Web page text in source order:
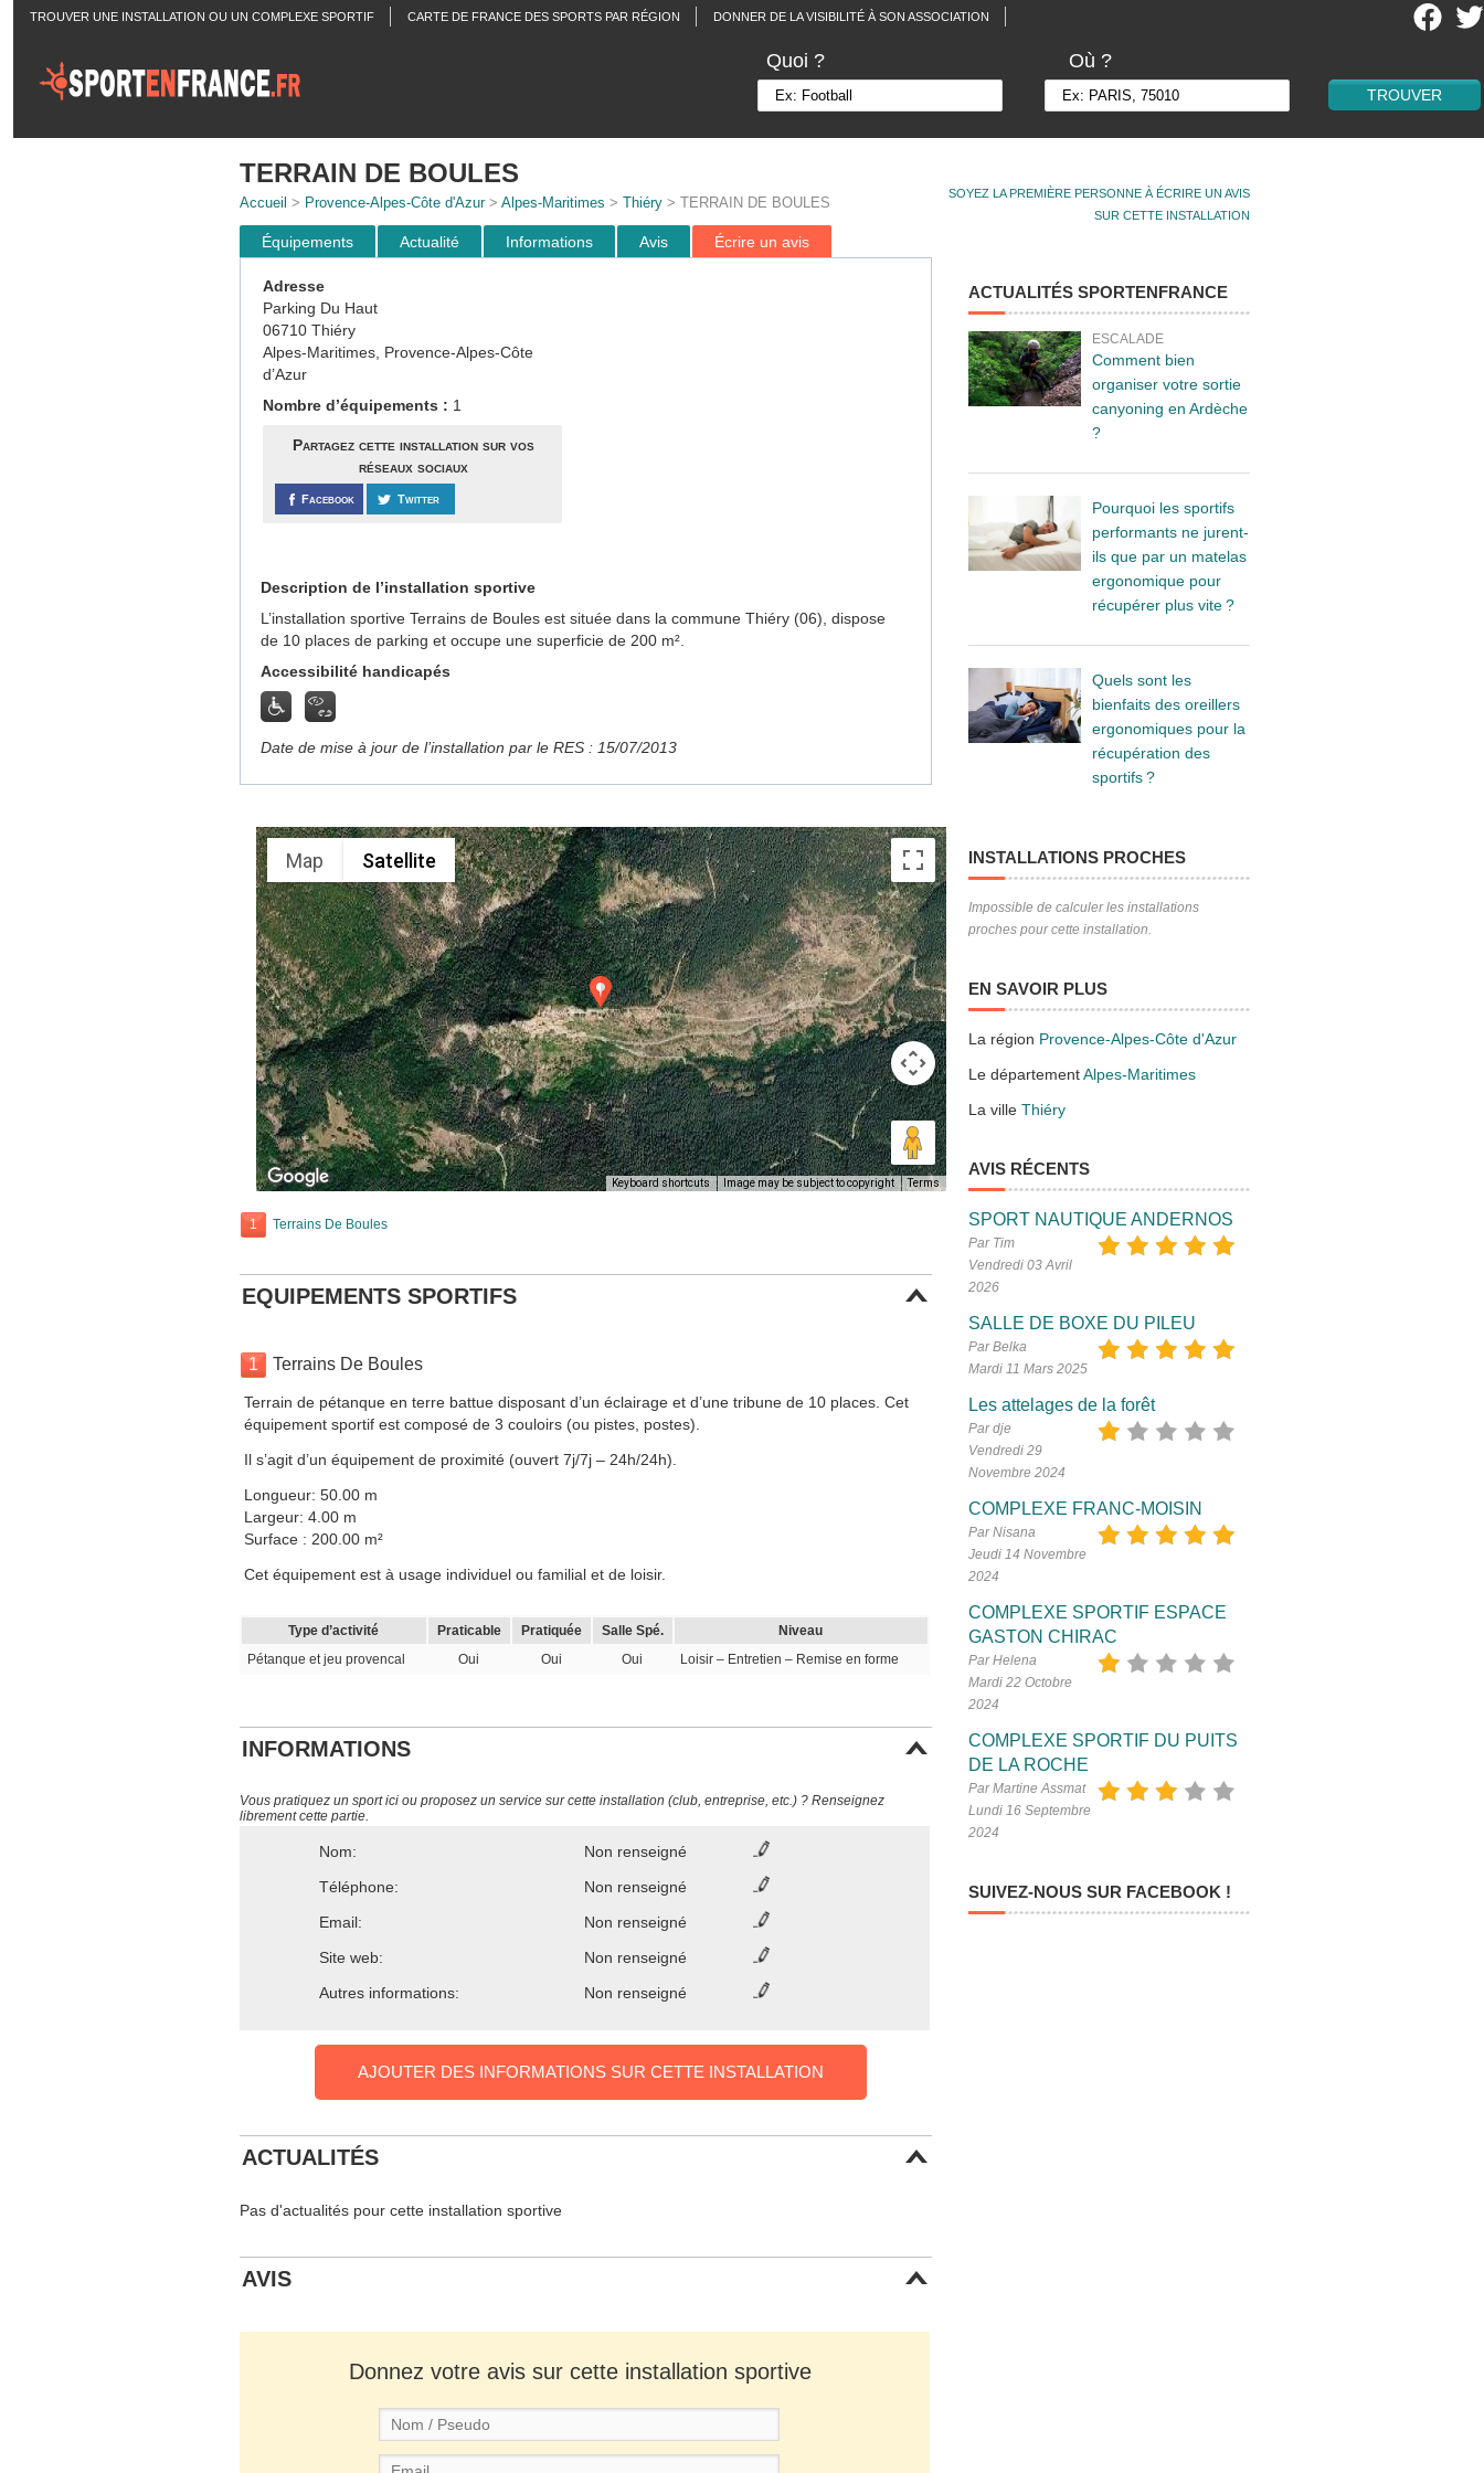
TROUVER UNE INSTALLATION OU UN COMPLEXE SPORTIF CARTE DE FRANCE DES SPORTS PAR RÉGION DONNER DE LA VISIBILITÉ À SON ASSOCIATION
Quoi ? Où ?
SOYEZ LA PREMIÈRE PERSONNE À ÉCRIRE UN AVIS
SUR CETTE INSTALLATION
TERRAIN DE BOULES
Accueil > Provence-Alpes-Côte d'Azur> Alpes-Maritimes > Thiéry> TERRAIN DE BOULES
Équipements Actualité Informations Avis Écrire un avis
Adresse
Parking Du Haut
06710 Thiéry
Alpes-Maritimes, Provence-Alpes-Côte
d’Azur
Nombre d’équipements : 1
Partagez cette installation sur vos
réseaux sociaux
Facebook Twitter
Description de l’installation sportive
L’installation sportive Terrains de Boules est située dans la commune Thiéry (06), dispose
de 10 places de parking et occupe une superficie de 200 m².
Accessibilité handicapés
Date de mise à jour de l’installation par le RES : 15/07/2013
Map Satellite
Keyboard shortcuts Image may be subject to copyright Terms
1 Terrains De Boules
EQUIPEMENTS SPORTIFS
1 Terrains De Boules
Terrain de pétanque en terre battue disposant d’un éclairage et d’une tribune de 10 places. Cet
équipement sportif est composé de 3 couloirs (ou pistes, postes).
Il s’agit d’un équipement de proximité (ouvert 7j/7j – 24h/24h).
Longueur: 50.00 m
Largeur: 4.00 m
Surface : 200.00 m²
Cet équipement est à usage individuel ou familial et de loisir.
Type d’activité Praticable Pratiquée Salle Spé.
Niveau
Pétanque et jeu provencal
Oui Oui Oui Loisir – Entretien – Remise en forme
INFORMATIONS
Vous pratiquez un sport ici ou proposez un service sur cette installation (club, entreprise, etc.) ? Renseignez
librement cette partie.
Nom:
Non renseigné
Téléphone:
Non renseigné
Email:
Non renseigné
Site web:
Non renseigné
Autres informations:
Non renseigné
AJOUTER DES INFORMATIONS SUR CETTE INSTALLATION
ACTUALITÉS
Pas d'actualités pour cette installation sportive
AVIS
Donnez votre avis sur cette installation sportive
ACTUALITÉS SPORTENFRANCE
ESCALADE
Comment bien
organiser votre sortie
canyoning en Ardèche
?
Pourquoi les sportifs
performants ne jurent-
ils que par un matelas
ergonomique pour
récupérer plus vite ?
Quels sont les
bienfaits des oreillers
ergonomiques pour la
récupération des
sportifs ?
INSTALLATIONS PROCHES
Impossible de calculer les installations
proches pour cette installation.
EN SAVOIR PLUS
La région Provence-Alpes-Côte d'Azur
Le départementAlpes-Maritimes
La ville Thiéry
AVIS RÉCENTS
SPORT NAUTIQUE ANDERNOS
Par Tim
Vendredi 03 Avril
2026
SALLE DE BOXE DU PILEU
Par Belka
Mardi 11 Mars 2025
Les attelages de la forêt
Par dje
Vendredi 29
Novembre 2024
COMPLEXE FRANC-MOISIN
Par Nisana
Jeudi 14 Novembre
2024
COMPLEXE SPORTIF ESPACE
GASTON CHIRAC
Par Helena
Mardi 22 Octobre
2024
COMPLEXE SPORTIF DU PUITS
DE LA ROCHE
Par Martine Assmat
Lundi 16 Septembre
2024
SUIVEZ-NOUS SUR FACEBOOK !